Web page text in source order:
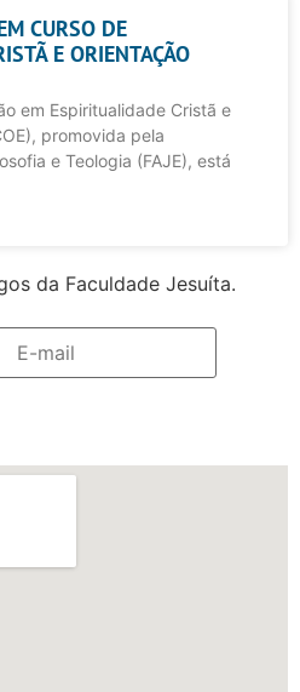
CURSO DE
E ORIENTAÇÃO
em Espiritualidade Cristã e
promovida pela
e Teologia (FAJE), está
da Faculdade Jesuíta.